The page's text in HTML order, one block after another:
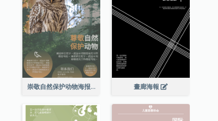
崇敬自然保护动物海报 畫廊海報